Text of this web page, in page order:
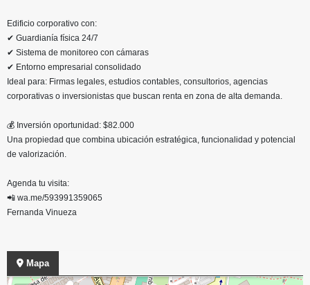
Edificio corporativo con:
✔ Guardianía física 24/7
✔ Sistema de monitoreo con cámaras
✔ Entorno empresarial consolidado
Ideal para: Firmas legales, estudios contables, consultorios, agencias
corporativas o inversionistas que buscan renta en zona de alta demanda.
💰 Inversión oportunidad: $82.000
Una propiedad que combina ubicación estratégica, funcionalidad y potencial
de valorización.
Agenda tu visita:
📲 wa.me/593991359065
Fernanda Vinueza
Mapa